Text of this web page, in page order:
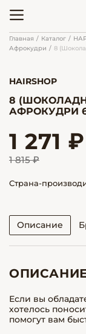
Главная Каталог
Афрокудри
8
HAIRSHOP
8
АФРОКУДРИ
1 271 ₽
1 815 ₽
Страна-
Описание
Если вы
хотелось
помогут вам